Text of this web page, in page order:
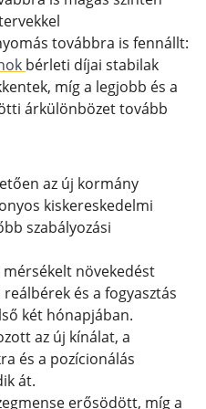
továbbra is fennállt:
bérleti díjai stabilak
míg a legjobb és a
árkülönbözet tovább
az új kormány
kiskereskedelmi
szabályozási
növekedést
és a fogyasztás
két hónapjában.
az új kínálat, a
és a pozícionálás
át.
erősödött, míg a